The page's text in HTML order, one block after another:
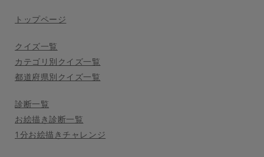
トップページ
クイズ一覧
カテゴリ別クイズ一覧
都道府県別クイズ一覧
診断一覧
お絵描き診断一覧
1分お絵描きチャレンジ